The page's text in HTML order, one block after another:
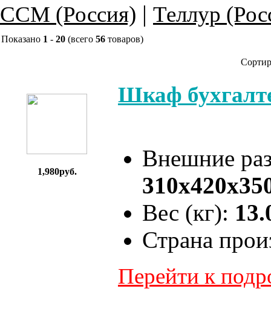
ССМ (Россия) | Теллур
Показано 1 - 20 (всего 56 товаров)
1,980руб.
Шкаф
Внешние
Вес (кг):
Страна
Перейти к